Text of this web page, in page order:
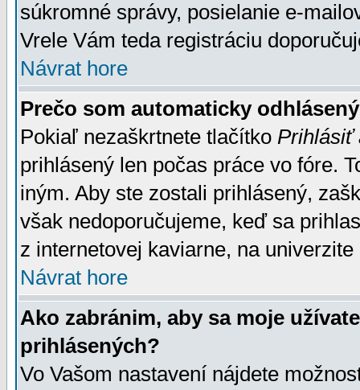
súkromné správy, posielanie e-
Vrele Vám teda registráciu
Návrat hore
Prečo som automaticky
Pokiaľ nezaškrtnete tlačítko Prihlásiť
prihlásený len počas práce vo fóre.
iným. Aby ste zostali prihlásený,
však nedoporučujeme, keď sa
z internetovej kaviarne, na univerzite
Návrat hore
Ako zabránim, aby sa moje
prihlásených?
Vo Vašom nastavení nájdete